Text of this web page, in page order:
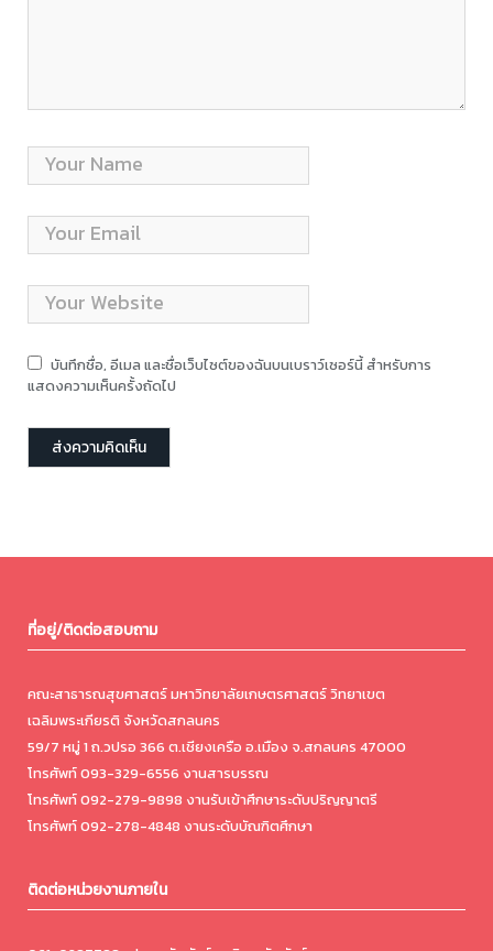
บันทึกชื่อ, อีเมล และชื่อเว็บไซต์ของฉันบนเบราว์เซอร์นี้ สำหรับการ
แสดงความเห็นครั้งถัดไป
ที่อยู่/ติดต่อสอบถาม
คณะสาธารณสุขศาสตร์ มหาวิทยาลัยเกษตรศาสตร์ วิทยาเขต
เฉลิมพระเกียรติ จังหวัดสกลนคร
59/7 หมู่ 1 ถ.วปรอ 366 ต.เชียงเครือ อ.เมือง จ.สกลนคร 47000
โทรศัพท์ 093-329-6556 งานสารบรรณ
โทรศัพท์ 092-279-9898 งานรับเข้าศึกษาระดับปริญญาตรี
โทรศัพท์ 092-278-4848 งานระดับบัณฑิตศึกษา
ติดต่อหน่วยงานภายใน